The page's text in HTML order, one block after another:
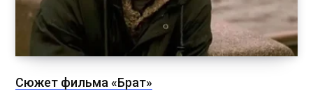
Сюжет фильма «Брат»